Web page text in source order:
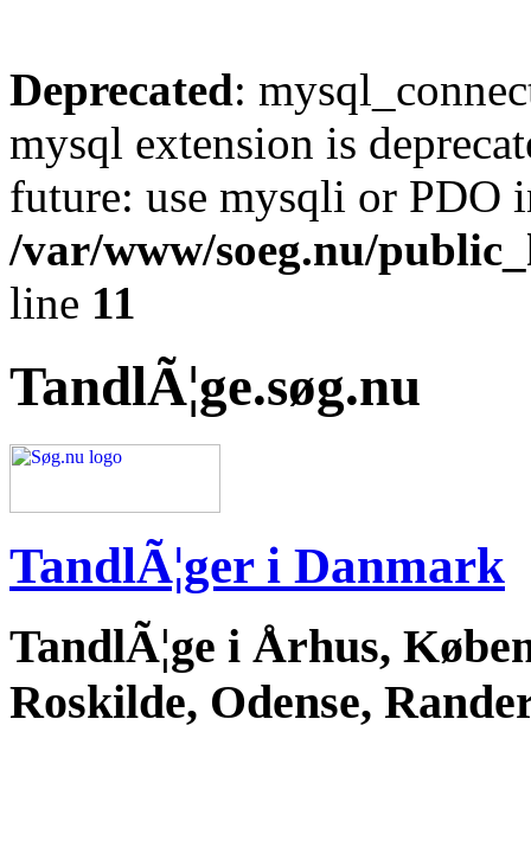
Deprecated:
mysql extension is
future: use mysqli or PDO
/var/www/soeg.nu/
line 11
TandlÃ¦ge.søg.nu
TandlÃ¦ger i Danmark
TandlÃ¦ge i Århus,
Roskilde, Odense,